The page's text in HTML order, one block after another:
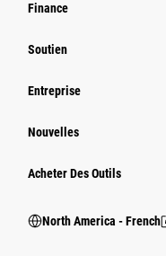
Finance
Soutien
Entreprise
Nouvelles
Acheter Des Outils
North America - French